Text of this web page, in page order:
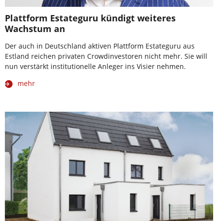
Plattform Estateguru kündigt weiteres
Wachstum an
Der auch in Deutschland aktiven Plattform Estateguru aus
Estland reichen privaten Crowdinvestoren nicht mehr. Sie will
nun verstärkt institutionelle Anleger ins Visier nehmen.
mehr